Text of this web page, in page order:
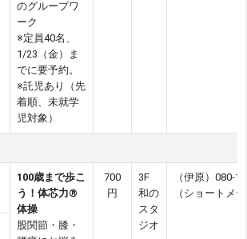
のグループワ
ーク
※定員40名、
1/23（金）ま
でに要予約。
※託児あり（先
着順、未就学
児対象）
100歳まで歩こ
う！体芯力®
体操
股関節・膝・
700
円
3F
和の
スタ
ジオ
（伊原）080-
（ショートメ